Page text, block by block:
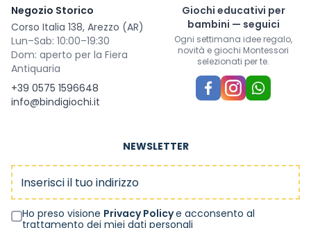
Negozio Storico
Corso Italia 138, Arezzo (AR)
Lun–Sab: 10:00–19:30
Dom: aperto per la Fiera
Antiquaria
+39 0575 1596648
info@bindigiochi.it
Giochi educativi per
bambini — seguici
Ogni settimana idee regalo,
novità e giochi Montessori
selezionati per te.
NEWSLETTER
Indirizzo email
Ho preso visione Privacy Policye acconsento al
trattamento dei miei dati personali